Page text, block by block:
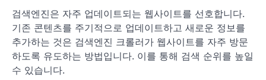
검색엔진은 자주 업데이트되는 웹사이트를 선호합니다.
기존 콘텐츠를 주기적으로 업데이트하고 새로운 정보를
추가하는 것은 검색엔진 크롤러가 웹사이트를 자주 방문
하도록 유도하는 방법입니다. 이를 통해 검색 순위를 높일
수 있습니다.